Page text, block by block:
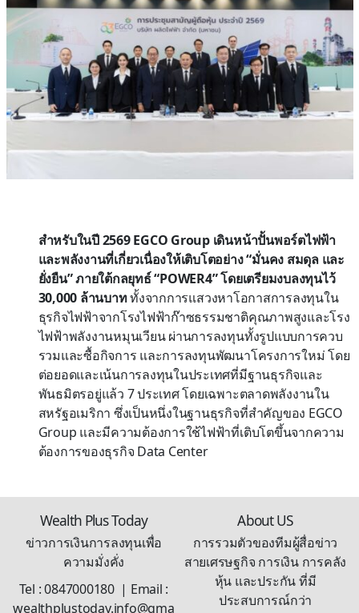
สำหรับในปี 2569 EGCO Group เดินหน้าปั้นพอร์ตไฟฟ้า
และพลังงานที่เกี่ยวเนื่องให้เติบโตอย่าง “มั่นคง สมดุล และ
ยั่งยืน” ภายใต้กลยุทธ์ “POWER4” โดยเตรียมงบลงทุนไว้
30,000 ล้านบาททั้งจากการแสวงหาโอกาสการลงทุนใน
ธุรกิจไฟฟ้าจากโรงไฟฟ้าก๊าซธรรมชาติคุณภาพสูงและโรง
ไฟฟ้าพลังงานหมุนเวียน ผ่านการลงทุนทั้งรูปแบบการควบ
รวมและซื้อกิจการ และการลงทุนพัฒนาโครงการใหม่ โดย
ต่อยอดและเน้นการลงทุนในประเทศที่มีฐานธุรกิจและ
พันธมิตรอยู่แล้ว 7 ประเทศ โดยเฉพาะตลาดพลังงานใน
สหรัฐอเมริกา ซึ่งเป็นหนึ่งในฐานธุรกิจที่สำคัญของ EGCO
Group และมีความต้องการใช้ไฟฟ้าที่เติบโตขึ้นจากความ
ต้องการของธุรกิจ Data Center
Wealth Plus Today
ข่าวการเงินการลงทุนเพื่อ
ความมั่งคั่ง
Tel : 0847000180 | Email :
wealthplustoday.info@gma
About US
การรวมตัวของทีมผู้สื่อข่าว
สายเศรษฐกิจ การเงิน การคลัง
หุ้น และประกัน ที่มี
ประสบการณ์กว่า